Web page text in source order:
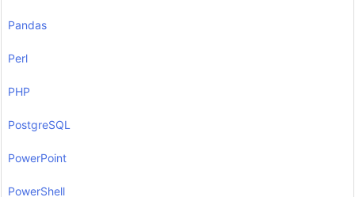
Pandas
Perl
PHP
PostgreSQL
PowerPoint
PowerShell